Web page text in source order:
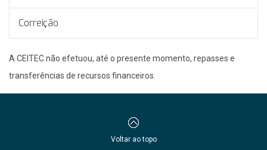
Correição
​A CEITEC não efetuou, até o presente momento, repasses e
transferências de recursos financeiros.
Voltar ao topo